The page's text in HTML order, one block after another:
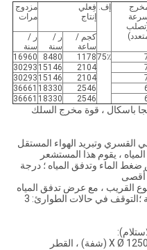
إف. فِعلي
إنتاج
مزدوج
مرات
كجم /
ساعة
ر /
سنة
ر /
سنة
75٪1178
8480
16960
2104
15146
30293
2104
15146
30293
2546
18330
36661
2546
18330
36661
سلك المدخل: أقل من 1250 ميجا باسكال ، قوة مخرج السلك
القسري وتبريد الهواء المستقل
، يقوم هذا المستشعر
الماء وتدفق المياه ؛ درجة
القريب ، مع عرض تدفق المياه
2.7.بدء ووقت التوقف العادي: 5-30 ثانية ؛التوقف في حالات الطوارئ: 3
Ø 500 (برميل) X 964 (العرض الكلي) X Ø 1250 (شفة) ، القطر